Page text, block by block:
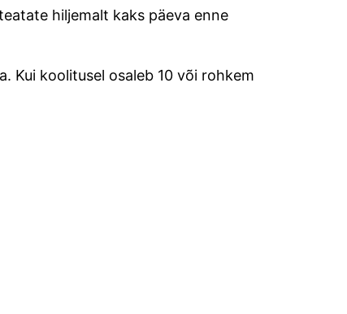
hiljemalt kaks päeva enne
Kui koolitusel osaleb 10 või rohkem